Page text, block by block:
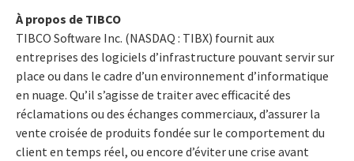
À propos de TIBCO
TIBCO Software Inc. (NASDAQ : TIBX) fournit aux
entreprises des logiciels d’infrastructure pouvant servir sur
place ou dans le cadre d’un environnement d’informatique
en nuage. Qu’il s’agisse de traiter avec efficacité des
réclamations ou des échanges commerciaux, d’assurer la
vente croisée de produits fondée sur le comportement du
client en temps réel, ou encore d’éviter une crise avant